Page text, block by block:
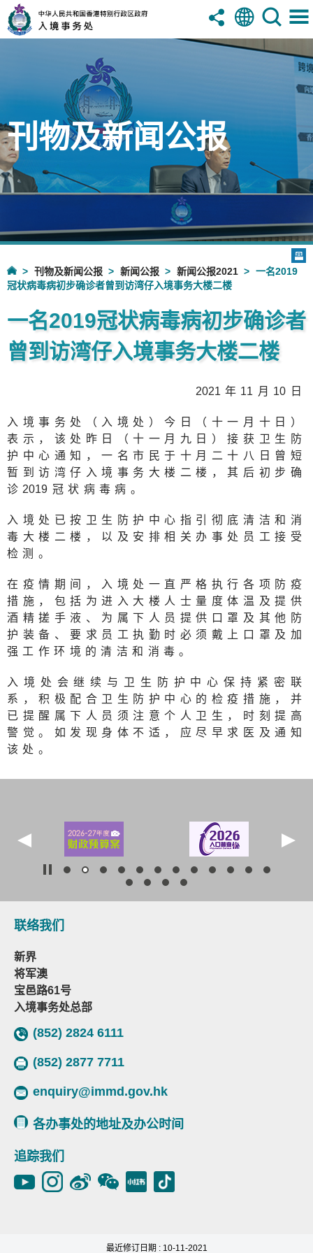
刊物及新闻公报
刊物及新闻公报 新闻公报 新闻公报2021
一名2019
冠状病毒病初步确诊者曾到访湾仔入境事务大楼二楼
一名2019冠状病毒病初步确诊者
曾到访湾仔入境事务大楼二楼
2021年 11月 10日
入境事务处（入境处）今日（十一月十日）
表示，该处昨日（十一月九日）接获卫生防
护中心通知，一名市民于十月二十八日曾短
暂到访湾仔入境事务大楼二楼，其后初步确
诊 2019冠状病毒病。
入境处已按卫生防护中心指引彻底清洁和消
毒大楼二楼，以及安排相关办事处员工接受
检测。
在疫情期间，入境处一直严格执行各项防疫
措施，包括为进入大楼人士量度体温及提供
酒精搓手液、为属下人员提供口罩及其他防
护装备、要求员工执勤时必须戴上口罩及加
强工作环境的清洁和消毒。
入境处会继续与卫生防护中心保持紧密联
系，积极配合卫生防护中心的检疫措施，并
已提醒属下人员须注意个人卫生，时刻提高
警觉。如发现身体不适，应尽早求医及通知
该处。
联络我们
新界
将军澳
宝邑路61号
入境事务处总部
(852) 2824 6111
(852) 2877 7711
enquiry@immd.gov.hk
各办事处的地址及办公时间
追踪我们
最近修订日期 : 10-11-2021